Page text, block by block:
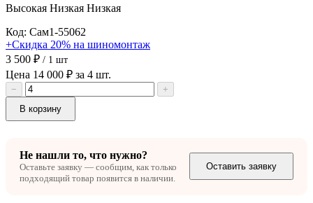
Высокая Низкая Низкая
Код: Сам1-55062
+Скидка 20% на шиномонтаж
3 500 ₽ / 1 шт
Цена 14 000 ₽ за 4 шт.
−
+
В корзину
Не нашли то, что нужно?
Оставьте заявку — сообщим, как только
подходящий товар появится в наличии.
Оставить заявку